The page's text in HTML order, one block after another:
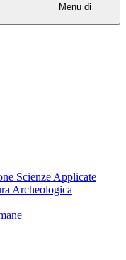
Menu di
Scienze Applicate
Archeologica